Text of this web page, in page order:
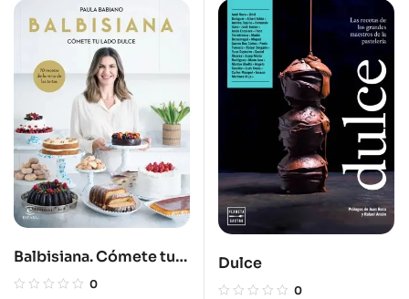
Balbisiana. Cómete tu
lado dulce. 70 recetas
0
Dulce
0